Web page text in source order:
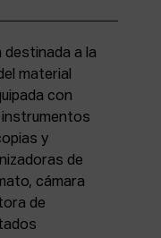
destinada a la
material
con
instrumentos
y
de
cámara
de